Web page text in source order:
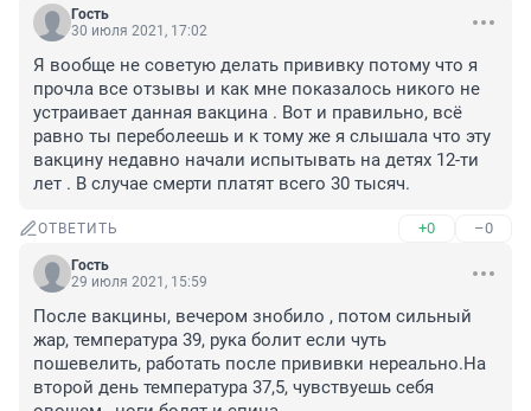
Гость
30 июля 2021, 17:02
Я вообще не советую делать прививку потому что я
прочла все отзывы и как мне показалось никого не
устраивает данная вакцина . Вот и правильно, всё
равно ты переболеешь и к тому же я слышала что эту
вакцину недавно начали испытывать на детях 12-ти
лет . В случае смерти платят всего 30 тысяч.
ОТВЕТИТЬ +0 –0
Гость
29 июля 2021, 15:59
После вакцины, вечером знобило , потом сильный
жар, температура 39, рука болит если чуть
пошевелить, работать после прививки нереально.На
второй день температура 37,5, чувствуешь себя